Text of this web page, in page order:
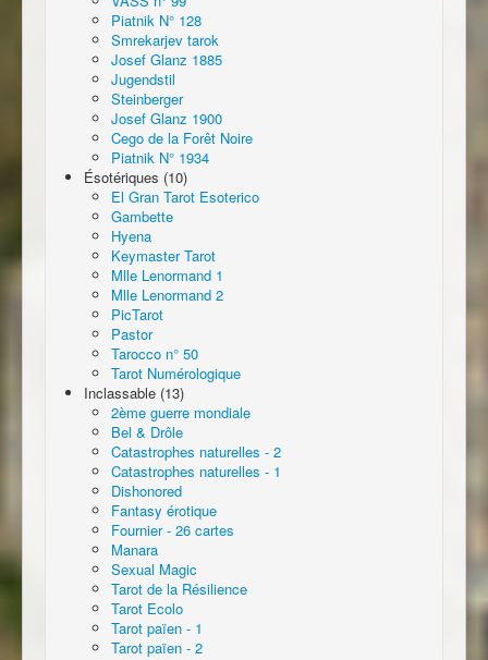
Piatnik N° 128
Smrekarjev tarok
Josef Glanz 1885
Jugendstil
Steinberger
Josef Glanz 1900
Cego de la Forêt Noire
Piatnik N° 1934
Ésotériques (10)
El Gran Tarot Esoterico
Gambette
Hyena
Keymaster Tarot
Mlle Lenormand 1
Mlle Lenormand 2
PicTarot
Pastor
Tarocco n° 50
Tarot Numérologique
Inclassable (13)
2ème guerre mondiale
Bel & Drôle
Catastrophes naturelles - 2
Catastrophes naturelles - 1
Dishonored
Fantasy érotique
Fournier - 26 cartes
Manara
Sexual Magic
Tarot de la Résilience
Tarot Ecolo
Tarot païen - 1
Tarot païen - 2